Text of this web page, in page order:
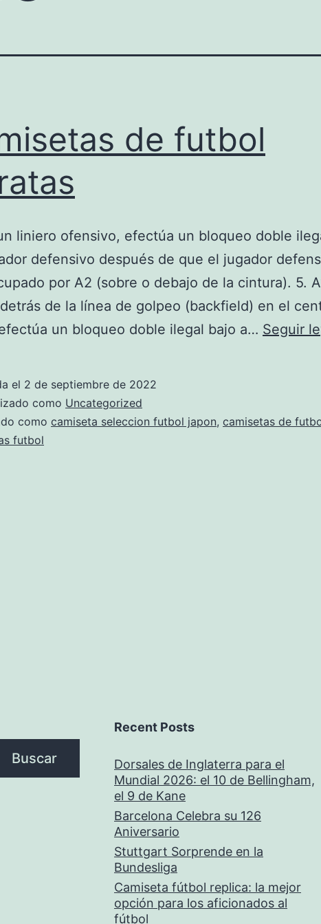
de futbol
liniero ofensivo, efectúa un bloqueo doble
defensivo después de que el jugador
por A2 (sobre o debajo de la cintura). 5.
de la línea de golpeo (backfield) en el
un bloqueo doble ilegal bajo a… Seguir
el 2 de septiembre de 2022
como Uncategorized
como camiseta seleccion futbol japon, camisetas de
futbol
Buscar
Recent Posts
Dorsales de Inglaterra para el
Mundial 2026: el 10 de Bellingham,
el 9 de Kane
Barcelona Celebra su 126
Aniversario
Stuttgart Sorprende en la
Bundesliga
Camiseta fútbol replica: la mejor
opción para los aficionados al
fútbol